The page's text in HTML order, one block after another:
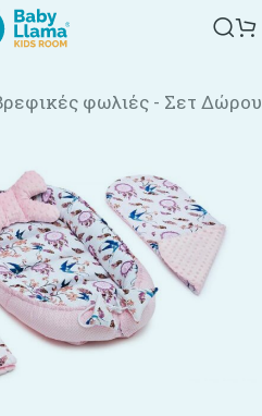
φωλιές - Σετ Δώρου